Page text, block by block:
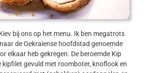
bij ons op het menu. Ik ben megatrots
de Oekraïense hoofdstad genoemde
elkaar heb gekregen. De beroemde Kip
kipfilet gevuld met roomboter, knoflook en